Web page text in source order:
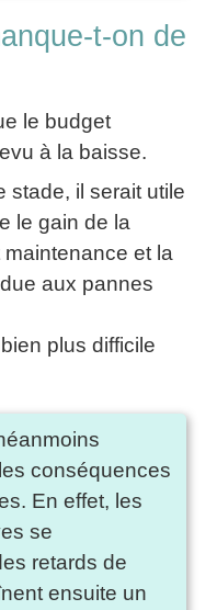
t-on de
le budget
à la baisse.
stade, il serait utile
le gain de la
et la
aux pannes
plus difficile
conséquences
En effet, les
se
retards de
ensuite un